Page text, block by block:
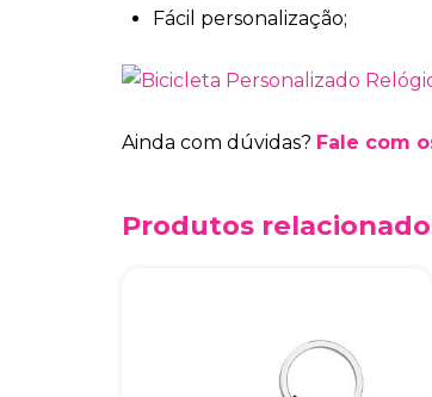
Fácil personalização;
Ainda com dúvidas? Fale com
Produtos